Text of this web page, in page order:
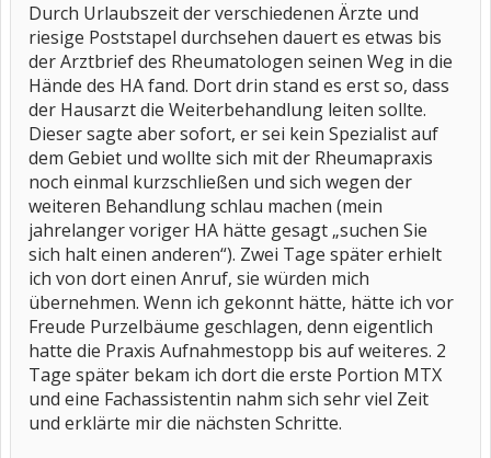
Durch Urlaubszeit der verschiedenen Ärzte und
riesige Poststapel durchsehen dauert es etwas bis
der Arztbrief des Rheumatologen seinen Weg in die
Hände des HA fand. Dort drin stand es erst so, dass
der Hausarzt die Weiterbehandlung leiten sollte.
Dieser sagte aber sofort, er sei kein Spezialist auf
dem Gebiet und wollte sich mit der Rheumapraxis
noch einmal kurzschließen und sich wegen der
weiteren Behandlung schlau machen (mein
jahrelanger voriger HA hätte gesagt „suchen Sie
sich halt einen anderen“). Zwei Tage später erhielt
ich von dort einen Anruf, sie würden mich
übernehmen. Wenn ich gekonnt hätte, hätte ich vor
Freude Purzelbäume geschlagen, denn eigentlich
hatte die Praxis Aufnahmestopp bis auf weiteres. 2
Tage später bekam ich dort die erste Portion MTX
und eine Fachassistentin nahm sich sehr viel Zeit
und erklärte mir die nächsten Schritte.